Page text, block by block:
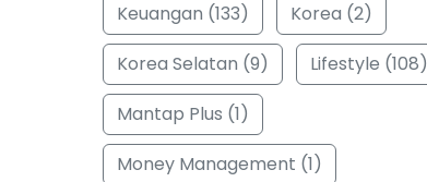
Keuangan (133)
Korea (2)
Korea Selatan (9)
Lifestyle (108)
Mantap Plus (1)
Money Management (1)